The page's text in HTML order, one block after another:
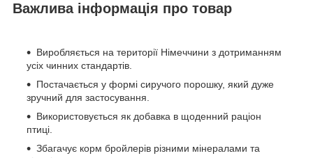
Важлива інформація про товар
Виробляється на території Німеччини з дотриманням
усіх чинних стандартів.
Постачається у формі сиручого порошку, який дуже
зручний для застосування.
Використовується як добавка в щоденний раціон
птиці.
Збагачує корм бройлерів різними мінералами та